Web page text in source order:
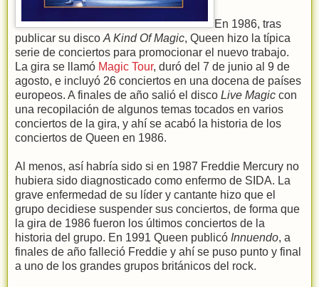
En 1986, tras
publicar su disco A Kind Of Magic, Queen hizo la típica
serie de conciertos para promocionar el nuevo trabajo.
La gira se llamó Magic Tour, duró del 7 de junio al 9 de
agosto, e incluyó 26 conciertos en una docena de países
europeos. A finales de año salió el disco Live Magic con
una recopilación de algunos temas tocados en varios
conciertos de la gira, y ahí se acabó la historia de los
conciertos de Queen en 1986.
Al menos, así habría sido si en 1987 Freddie Mercury no
hubiera sido diagnosticado como enfermo de SIDA. La
grave enfermedad de su líder y cantante hizo que el
grupo decidiese suspender sus conciertos, de forma que
la gira de 1986 fueron los últimos conciertos de la
historia del grupo. En 1991 Queen publicó Innuendo, a
finales de año falleció Freddie y ahí se puso punto y final
a uno de los grandes grupos británicos del rock.